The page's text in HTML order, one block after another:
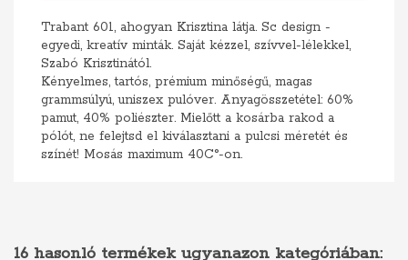
Trabant 601, ahogyan Krisztina látja. Sc design -
egyedi, kreatív minták. Saját kézzel, szívvel-lélekkel,
Szabó Krisztinától.
Kényelmes, tartós, prémium minőségű, magas
grammsúlyú, uniszex pulóver. Anyagösszetétel: 60%
pamut, 40% poliészter. Mielőtt a kosárba rakod a
pólót, ne felejtsd el kiválasztani a pulcsi méretét és
színét! Mosás maximum 40C°-on.
16 hasonló termékek ugyanazon kategóriában: